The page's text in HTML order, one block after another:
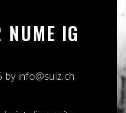
NUME IG
by info@suiz.ch